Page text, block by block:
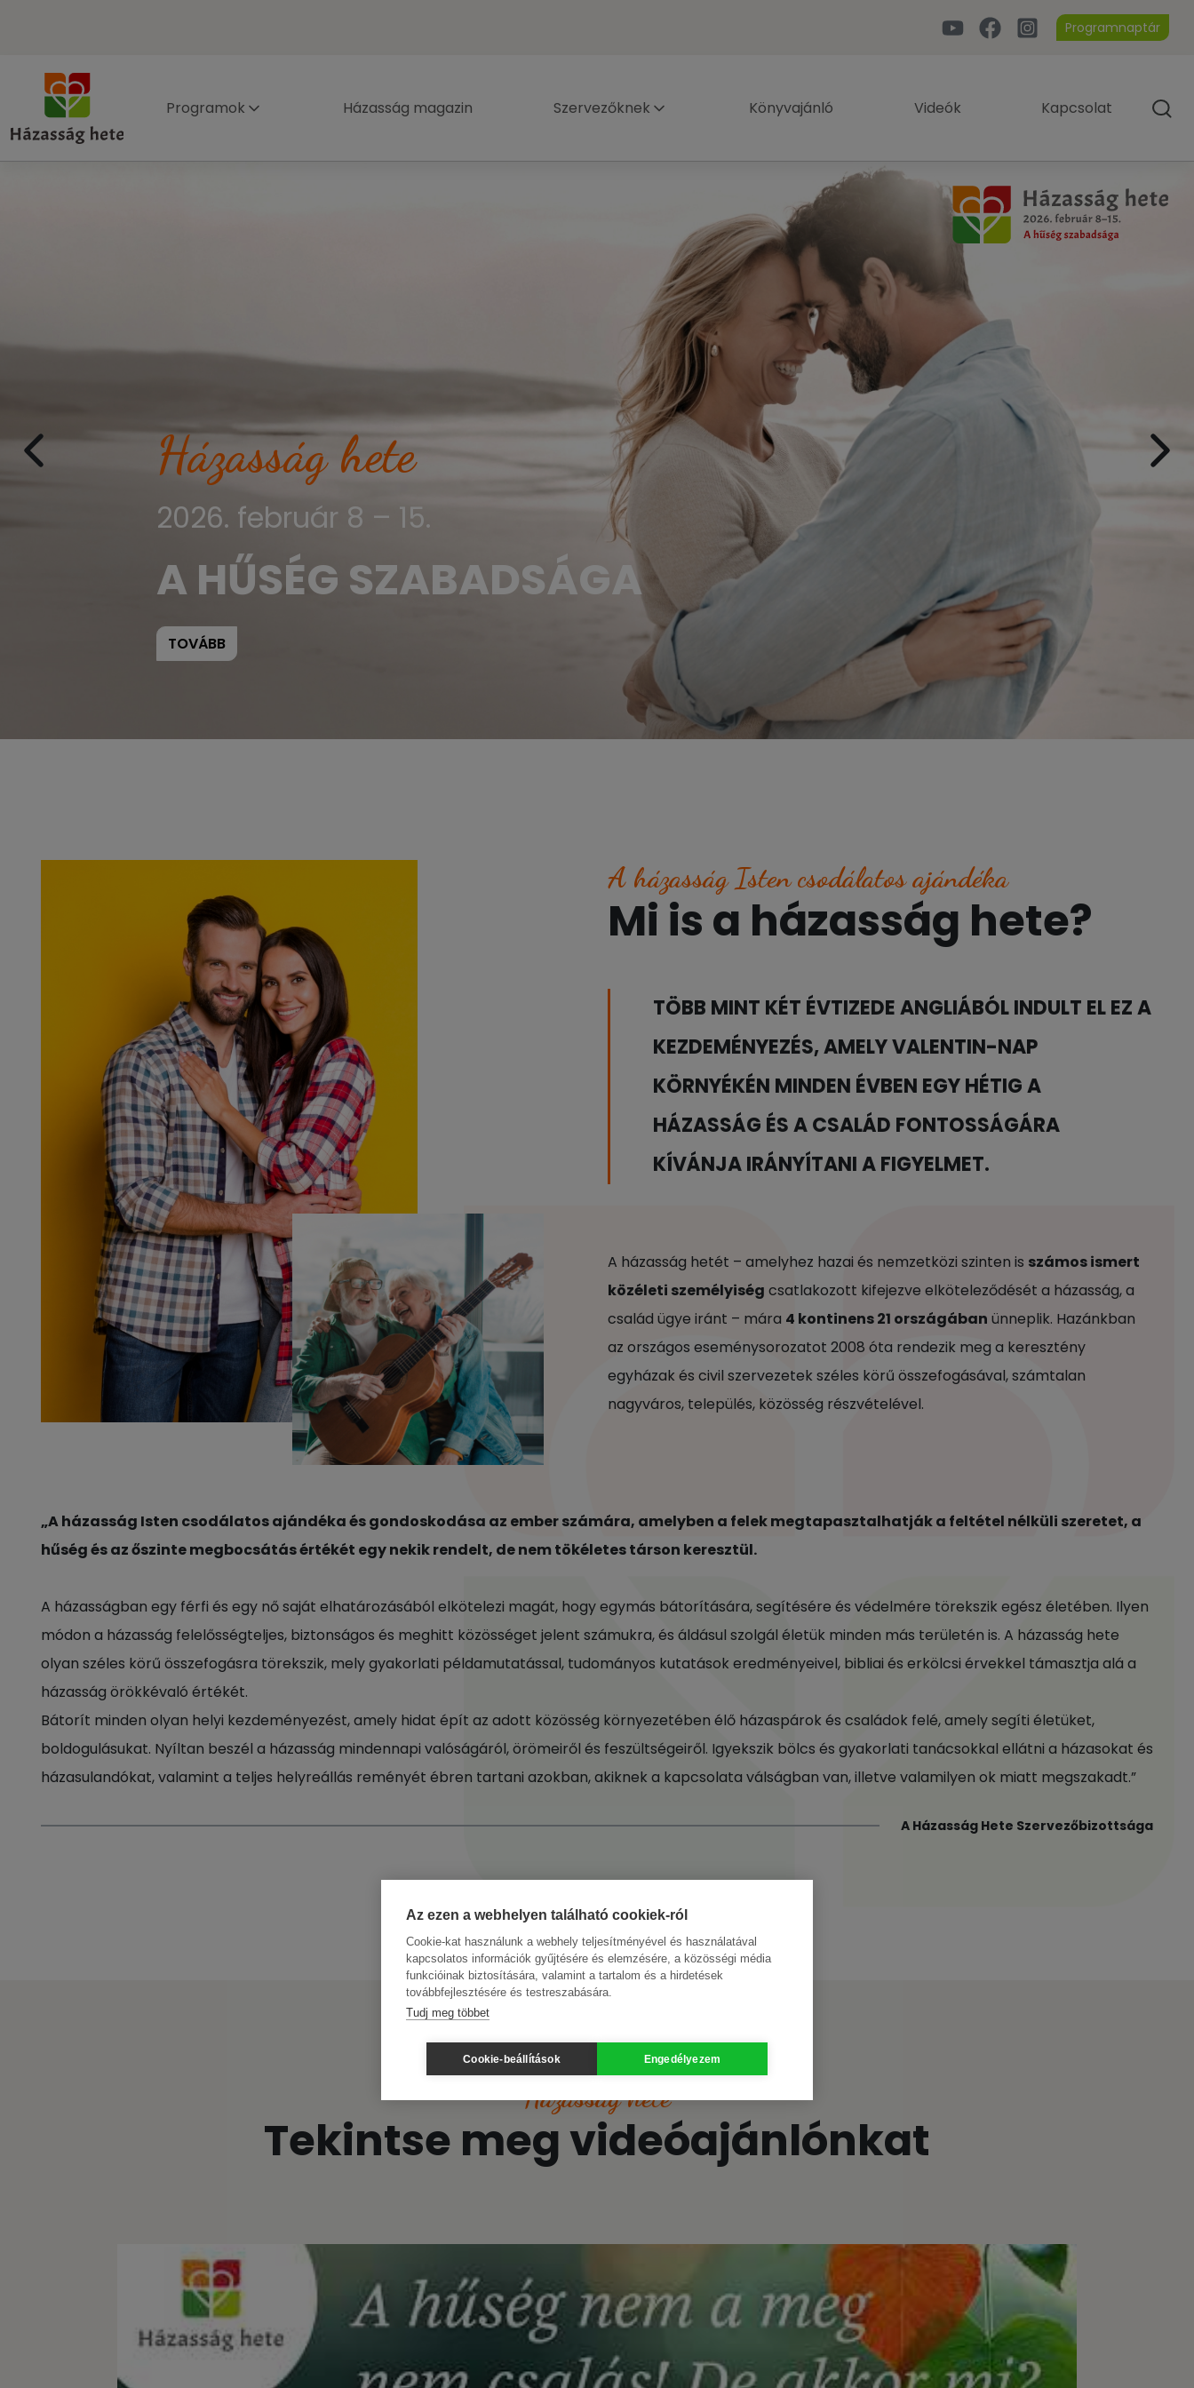
Programnaptár
Programok Házasság magazin Szervezőknek Könyvajánló Videók Kapcsolat
Házasság hete
2026. február 8 – 15.
A HŰSÉG SZABADSÁGA
TOVÁBB
A házasság Isten csodálatos ajándéka
Mi is a házasság hete?
TÖBB MINT KÉT ÉVTIZEDE ANGLIÁBÓL INDULT EL EZ A
KEZDEMÉNYEZÉS, AMELY VALENTIN-NAP
KÖRNYÉKÉN MINDEN ÉVBEN EGY HÉTIG A
HÁZASSÁG ÉS A CSALÁD FONTOSSÁGÁRA
KÍVÁNJA IRÁNYÍTANI A FIGYELMET.
A házasság hetét – amelyhez hazai és nemzetközi szinten is számos ismert
közéleti személyiség csatlakozott kifejezve elköteleződését a házasság, a
család ügye iránt – mára 4 kontinens 21 országában ünneplik. Hazánkban
az országos eseménysorozatot 2008 óta rendezik meg a keresztény
egyházak és civil szervezetek széles körű összefogásával, számtalan
nagyváros, település, közösség részvételével.
„A házasság Isten csodálatos ajándéka és gondoskodása az ember számára, amelyben a felek megtapasztalhatják a feltétel nélküli szeretet, a
hűség és az őszinte megbocsátás értékét egy nekik rendelt, de nem tökéletes társon keresztül.
A házasságban egy férfi és egy nő saját elhatározásából elkötelezi magát, hogy egymás bátorítására, segítésére és védelmére törekszik egész életében. Ilyen
módon a házasság felelősségteljes, biztonságos és meghitt közösséget jelent számukra, és áldásul szolgál életük minden más területén is. A házasság hete
olyan széles körű összefogásra törekszik, mely gyakorlati példamutatással, tudományos kutatások eredményeivel, bibliai és erkölcsi érvekkel támasztja alá a
házasság örökkévaló értékét.
Bátorít minden olyan helyi kezdeményezést, amely hidat épít az adott közösség környezetében élő házaspárok és családok felé, amely segíti életüket,
boldogulásukat. Nyíltan beszél a házasság mindennapi valóságáról, örömeiről és feszültségeiről. Igyekszik bölcs és gyakorlati tanácsokkal ellátni a házasokat és
házasulandókat, valamint a teljes helyreállás reményét ébren tartani azokban, akiknek a kapcsolata válságban van, illetve valamilyen ok miatt megszakadt.”
A Házasság Hete Szervezőbizottsága
Házasság hete
Tekintse meg videóajánlónkat
Az ezen a webhelyen található cookiek-ról
Cookie-kat használunk a webhely teljesítményével és használatával
kapcsolatos információk gyűjtésére és elemzésére, a közösségi média
funkcióinak biztosítására, valamint a tartalom és a hirdetések
továbbfejlesztésére és testreszabására.
Tudj meg többet
Cookie-beállítások Engedélyezem